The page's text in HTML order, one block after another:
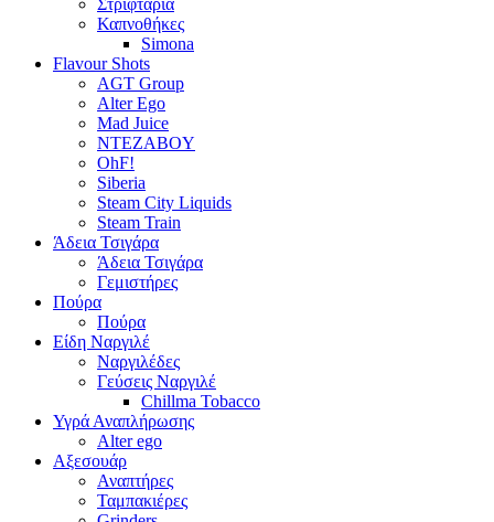
Στριφτάρια
Καπνοθήκες
Simona
Flavour Shots
AGT Group
Alter Ego
Mad Juice
NTEZABOY
OhF!
Siberia
Steam City Liquids
Steam Train
Άδεια Τσιγάρα
Άδεια Τσιγάρα
Γεμιστήρες
Πούρα
Πούρα
Είδη Ναργιλέ
Ναργιλέδες
Γεύσεις Ναργιλέ
Chillma Tobacco
Υγρά Αναπλήρωσης
Alter ego
Αξεσουάρ
Αναπτήρες
Ταμπακιέρες